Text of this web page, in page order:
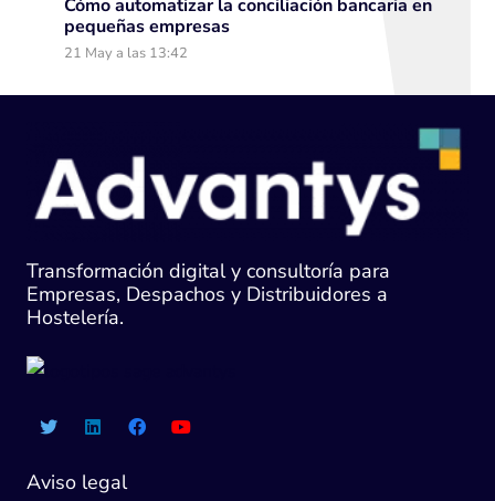
Cómo automatizar la conciliación bancaria en
pequeñas empresas
21 May a las 13:42
Transformación digital y consultoría para
Empresas, Despachos y Distribuidores a
Hostelería.
Aviso legal